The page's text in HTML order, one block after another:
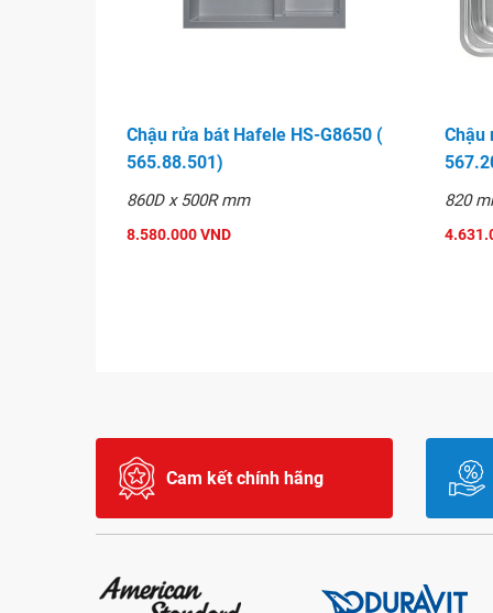
Chậu rửa bát Hafele HS-G8650 (
565.88.501)
860D x 500R mm
8.580.000 VND
Chậu
820
Cam kết chính hãng